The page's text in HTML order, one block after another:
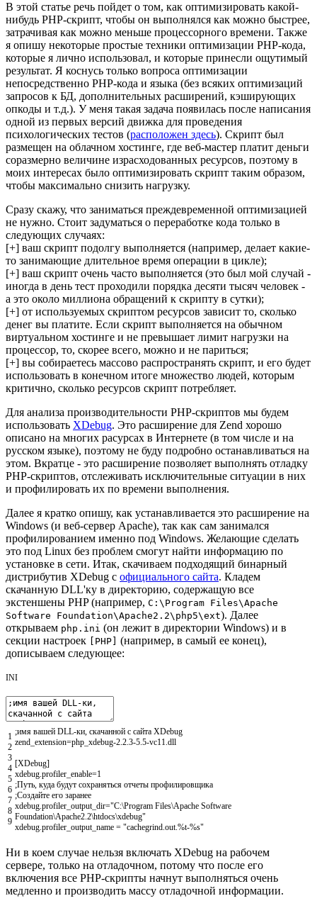
В этой статье речь пойдет о том, как оптимизировать какой-
нибудь PHP-скрипт, чтобы он выполнялся как можно быстрее,
затрачивая как можно меньше процессорного времени. Также
я опишу некоторые простые техники оптимизации PHP-кода,
которые я лично использовал, и которые принесли ощутимый
результат. Я коснусь только вопроса оптимизации
непосредственно PHP-кода и языка (без всяких оптимизаций
запросов к БД, дополнительных расширений, кэширующих
опкоды и т.д.). У меня такая задача появилась после написания
одной из первых версий движка для проведения
психологических тестов (расположен здесь). Скрипт был
размещен на облачном хостинге, где веб-мастер платит деньги
соразмерно величине израсходованных ресурсов, поэтому в
моих интересах было оптимизировать скрипт таким образом,
чтобы максимально снизить нагрузку.
Сразу скажу, что заниматься преждевременной оптимизацией
не нужно. Стоит задуматься о переработке кода только в
следующих случаях:
[+] ваш скрипт подолгу выполняется (например, делает какие-
то занимающие длительное время операции в цикле);
[+] ваш скрипт очень часто выполняется (это был мой случай -
иногда в день тест проходили порядка десяти тысяч человек -
а это около миллиона обращений к скрипту в сутки);
[+] от используемых скриптом ресурсов зависит то, сколько
денег вы платите. Если скрипт выполняется на обычном
виртуальном хостинге и не превышает лимит нагрузки на
процессор, то, скорее всего, можно и не париться;
[+] вы собираетесь массово распространять скрипт, и его будет
использовать в конечном итоге множество людей, которым
критично, сколько ресурсов скрипт потребляет.
Для анализа производительности PHP-скриптов мы будем
использовать XDebug. Это расширение для Zend хорошо
описано на многих расурсах в Интернете (в том числе и на
русском языке), поэтому не буду подробно останавливаться на
этом. Вкратце - это расширение позволяет выполнять отладку
PHP-скриптов, отслеживать исключительные ситуации в них
и профилировать их по времени выполнения.
Далее я кратко опишу, как устанавливается это расширение на
Windows (и веб-сервер Apache), так как сам занимался
профилированием именно под Windows. Желающие сделать
это под Linux без проблем смогут найти информацию по
установке в сети. Итак, скачиваем подходящий бинарный
дистрибутив XDebug с официального сайта. Кладем
скачанную DLL'ку в директорию, содержащую все
экстеншены PHP (например, C:\Program Files\Apache
Software Foundation\Apache2.2\php5\ext). Далее
открываем php.ini (он лежит в директории Windows) и в
секции настроек
[PHP]
(например, в самый ее конец),
дописываем следующее:
INI
1
2
3
4
5
6
7
8
9
;имя вашей DLL-ки, скачанной с сайта XDebug
zend_extension=php_xdebug-2.2.3-5.5-vc11.dll
[XDebug]
xdebug.profiler_enable=1
;Путь, куда будут сохраняться отчеты профилировщика
;Создайте его заранее
xdebug.profiler_output_dir="C:\Program Files\Apache Software
Foundation\Apache2.2\htdocs\xdebug"
xdebug.profiler_output_name = "cachegrind.out.%t-%s"
Ни в коем случае нельзя включать XDebug на рабочем
сервере, только на отладочном, потому что после его
включения все PHP-скрипты начнут выполняться очень
медленно и производить массу отладочной информации.